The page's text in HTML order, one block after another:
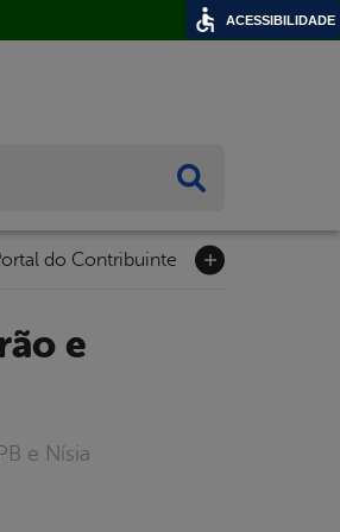
do Contribuinte
e Nísia
ACESSIBILIDADE